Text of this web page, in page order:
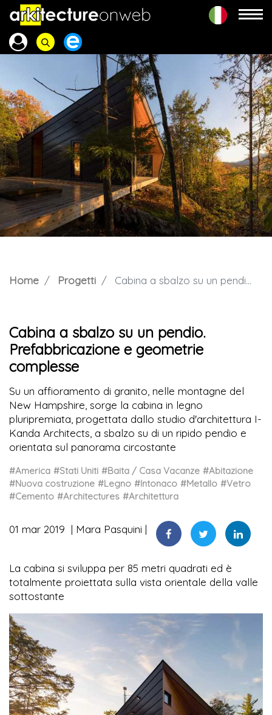
Home Progetti Cabina a sbalzo su un pendio. Prefabbricazione e geometrie complesse
Cabina a sbalzo su un pendio.
Prefabbricazione e geometrie
complesse
Su un affioramento di granito, nelle montagne del
New Hampshire, sorge la cabina in legno
pluripremiata, progettata dallo studio d'architettura I-
Kanda Architects, a sbalzo su di un ripido pendio e
orientata sul panorama circostante
#America #Stati Uniti #Baita / Casa Vacanze #Abitazione
#Nuova costruzione #Legno #Intonaco #Metallo #Vetro
#Cemento #Architectures #Architettura
01 mar 2019 Mara Pasquini
La cabina si sviluppa per 85 metri quadrati ed è
totalmente proiettata sulla vista orientale della valle
sottostante